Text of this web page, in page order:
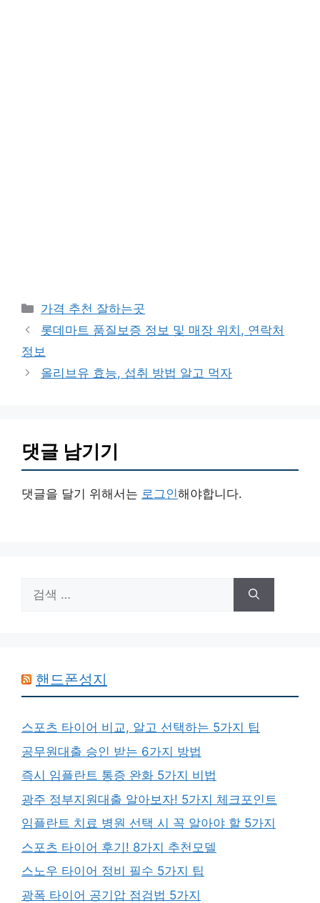
카
테
고
리
가격 추천 잘하는곳
롯데마트 품질보증 정보 및 매장 위치, 연락처
정보
올리브유 효능, 섭취 방법 알고 먹자
댓글 남기기
댓글을 달기 위해서는 로그인해야합니다.
색:
핸드폰성지
스포츠 타이어 비교, 알고 선택하는 5가지 팁
공무원대출 승인 받는 6가지 방법
즉시 임플란트 통증 완화 5가지 비법
광주 정부지원대출 알아보자! 5가지 체크포인트
임플란트 치료 병원 선택 시 꼭 알아야 할 5가지
스포츠 타이어 후기! 8가지 추천모델
스노우 타이어 정비 필수 5가지 팁
광폭 타이어 공기압 점검법 5가지